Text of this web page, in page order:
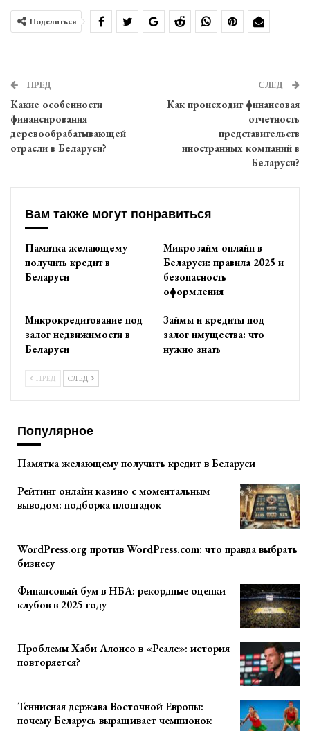
Поделиться
ПРЕД
Какие особенности
финансирования
деревообрабатывающей
отрасли в Беларуси?
СЛЕД
Как происходит финансовая
отчетность
представительств
иностранных компаний в
Беларуси?
Вам также могут понравиться
Памятка желающему
получить кредит в
Беларуси
Микрозайм онлайн в
Беларуси: правила 2025 и
безопасность
оформления
Микрокредитование под
залог недвижимости в
Беларуси
Займы и кредиты под
залог имущества: что
нужно знать
ПРЕД СЛЕД
Популярное
Памятка желающему получить кредит в Беларуси
Рейтинг онлайн казино с моментальным
выводом: подборка площадок
WordPress.org против WordPress.com: что правда выбрать
бизнесу
Финансовый бум в НБА: рекордные оценки
клубов в 2025 году
Проблемы Хаби Алонсо в «Реале»: история
повторяется?
Теннисная держава Восточной Европы:
почему Беларусь выращивает чемпионок